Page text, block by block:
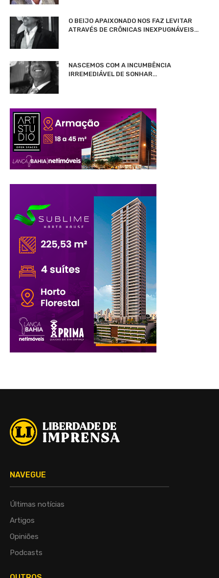
O BEIJO APAIXONADO NOS FAZ LEVITAR
ATRAVÉS DE CRÔNICAS INEXPUGNÁVEIS…
NASCEMOS COM A INCUMBÊNCIA
IRREMEDIÁVEL DE SONHAR…
NAVEGUE
Últimas notícias
Artigos
Opiniões
Podcasts